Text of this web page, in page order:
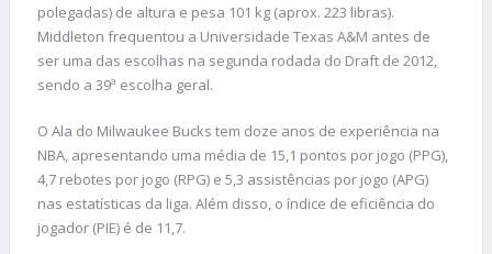
polegadas) de altura e pesa 101 kg (aprox. 223 libras).
Middleton frequentou a Universidade Texas A&M antes de
ser uma das escolhas na segunda rodada do Draft de 2012,
sendo a 39ª escolha geral.
O Ala do Milwaukee Bucks tem doze anos de experiência na
NBA, apresentando uma média de 15,1 pontos por jogo (PPG),
4,7 rebotes por jogo (RPG) e 5,3 assistências por jogo (APG)
nas estatísticas da liga. Além disso, o índice de eficiência do
jogador (PIE) é de 11,7.